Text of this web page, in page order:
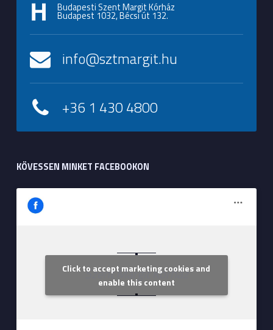
Budapesti Szent Margit Kórház
Budapest 1032, Bécsi út 132.
info@sztmargit.hu
+36 1 430 4800
KÖVESSEN MINKET FACEBOOKON
Szent Margit Kórház
Click to accept marketing cookies and
enable this content